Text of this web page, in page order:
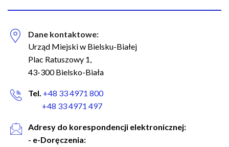
Dane kontaktowe:
Urząd Miejski w Bielsku-Białej
Plac Ratuszowy 1,
43-300 Bielsko-Biała
Tel. +48 33 4971 800
+48 33 4971 497
Adresy do korespondencji elektronicznej:
- e-Doręczenia: